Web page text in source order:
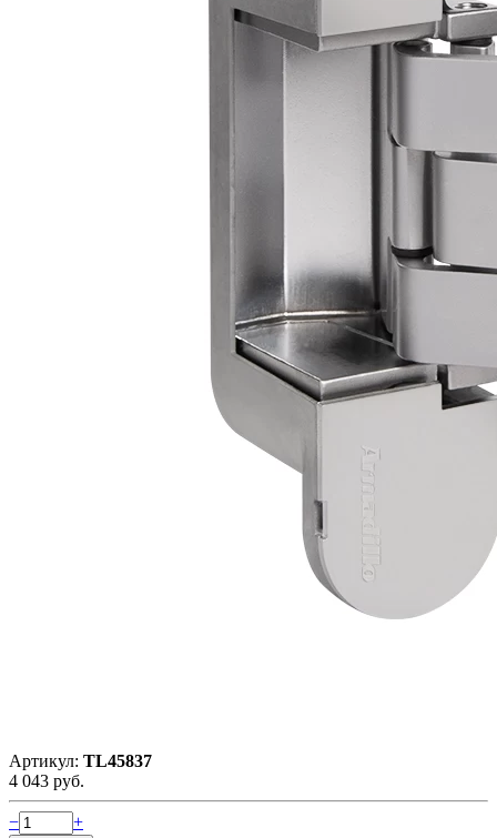
Артикул: TL45837
4 043 руб.
− +